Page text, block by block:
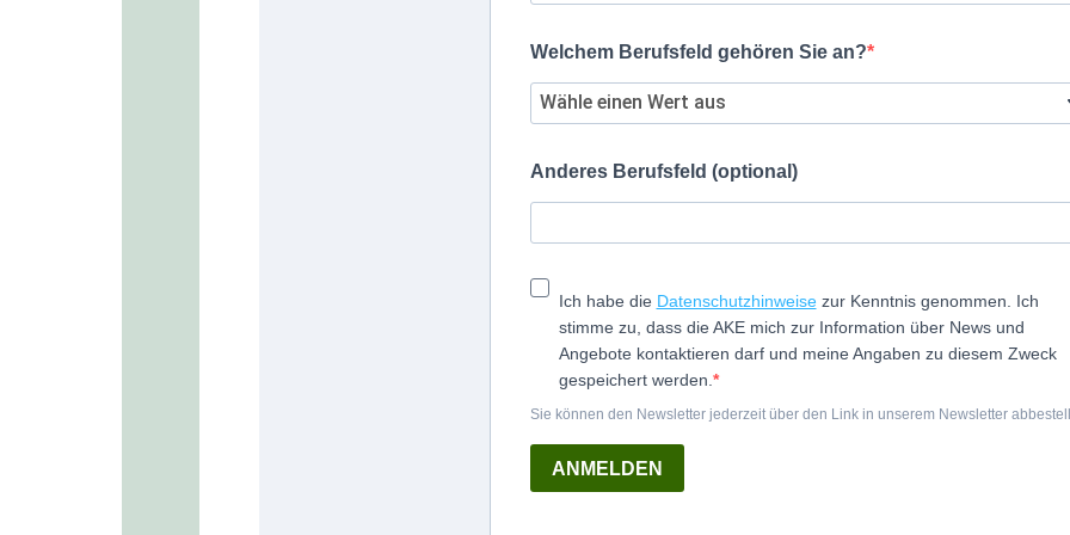
Welchem Berufsfeld gehören Sie an?
Anderes Berufsfeld (optional)
Ich habe die Datenschutzhinweisezur Kenntnis genommen. Ich
stimme zu, dass die AKE mich zur Information über News und
Angebote kontaktieren darf und meine Angaben zu diesem Zweck
gespeichert werden.
Sie können den Newsletter jederzeit über den Link in unserem Newsletter
ANMELDEN